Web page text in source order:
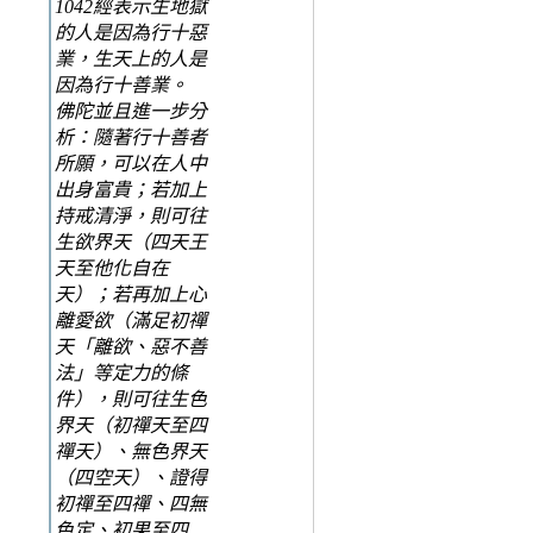
1042經表示生地獄
的人是因為行十惡
業，生天上的人是
因為行十善業。
佛陀並且進一步分
析：隨著行十善者
所願，可以在人中
出身富貴；若加上
持戒清淨，則可往
生欲界天（四天王
天至他化自在
天）；若再加上心
離愛欲（滿足初禪
天「離欲、惡不善
法」等定力的條
件），則可往生色
界天（初禪天至四
禪天）、無色界天
（四空天）、證得
初禪至四禪、四無